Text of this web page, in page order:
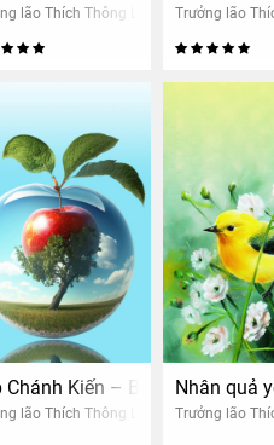
lão Thích Thông Lạc Trưởng lão
Chánh Kiến – Buổi 5: Nhân quả
lão Thích Thông Lạc
Nhân quả
Trưởng lão